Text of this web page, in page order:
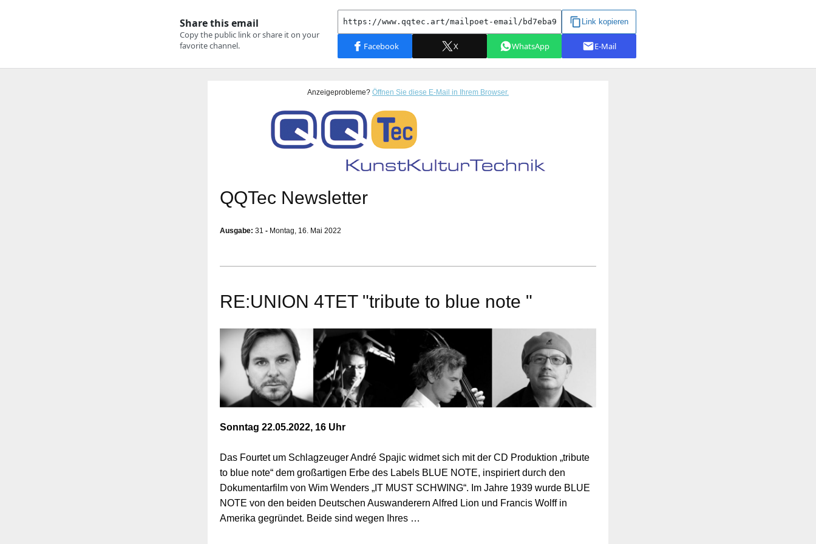
Anzeigeprobleme? Öffnen Sie diese E-Mail in Ihrem Browser.
QQTec Newsletter
Ausgabe: 31 - Montag, 16. Mai 2022
RE:UNION 4TET "tribute to blue note "
Sonntag 22.05.2022, 16 Uhr
Das Fourtet um Schlagzeuger André Spajic widmet sich mit der CD Produktion „tribute
to blue note“ dem großartigen Erbe des Labels BLUE NOTE, inspiriert durch den
Dokumentarfilm von Wim Wenders „IT MUST SCHWING“. Im Jahre 1939 wurde BLUE
NOTE von den beiden Deutschen Auswanderern Alfred Lion und Francis Wolff in
Amerika gegründet. Beide sind wegen Ihres …